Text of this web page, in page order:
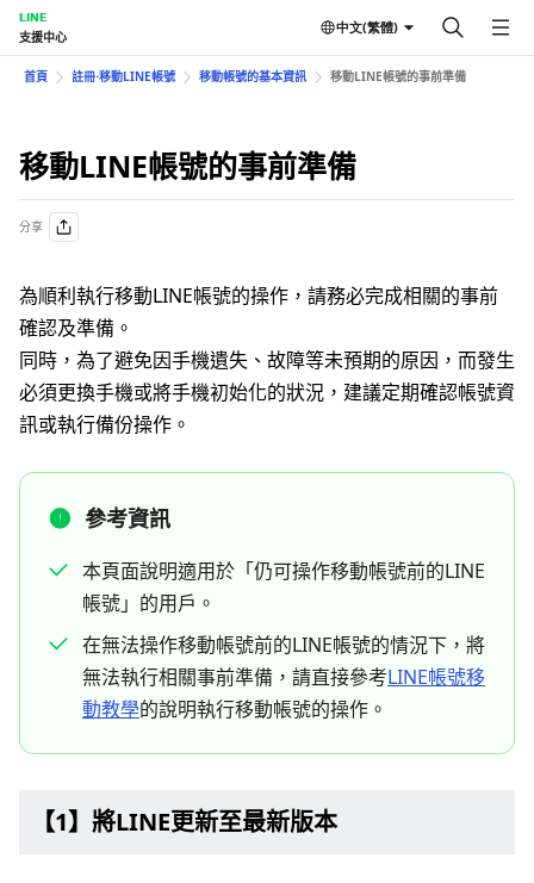
LINE
支援中心
中文(繁體)
首頁 註冊⋅移動LINE帳號 移動帳號的基本資訊 移動LINE帳號的事前準備
移動LINE帳號的事前準備
分享
為順利執行移動LINE帳號的操作，請務必完成相關的事前
確認及準備。
同時，為了避免因手機遺失、故障等未預期的原因，而發生
必須更換手機或將手機初始化的狀況，建議定期確認帳號資
訊或執行備份操作。
參考資訊
本頁面說明適用於「仍可操作移動帳號前的LINE
帳號」的用戶。
在無法操作移動帳號前的LINE帳號的情況下，將
無法執行相關事前準備，請直接參考LINE帳號移
動教學的說明執行移動帳號的操作。
【1】將LINE更新至最新版本